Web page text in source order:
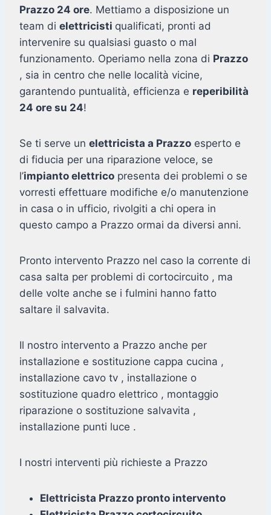
Prazzo 24 ore. Mettiamo a disposizione un
team di elettricisti qualificati, pronti ad
intervenire su qualsiasi guasto o mal
funzionamento. Operiamo nella zona di Prazzo
, sia in centro che nelle località vicine,
garantendo puntualità, efficienza e reperibilità
24 ore su 24!
Se ti serve un elettricista a Prazzo esperto e
di fiducia per una riparazione veloce, se
l’impianto elettrico presenta dei problemi o se
vorresti effettuare modifiche e/o manutenzione
in casa o in ufficio, rivolgiti a chi opera in
questo campo a Prazzo ormai da diversi anni.
Pronto intervento Prazzo nel caso la corrente di
casa salta per problemi di cortocircuito , ma
delle volte anche se i fulmini hanno fatto
saltare il salvavita.
Il nostro intervento a Prazzo anche per
installazione e sostituzione cappa cucina ,
installazione cavo tv , installazione o
sostituzione quadro elettrico , montaggio
riparazione o sostituzione salvavita ,
installazione punti luce .
I nostri interventi più richieste a Prazzo
Elettricista Prazzo pronto intervento